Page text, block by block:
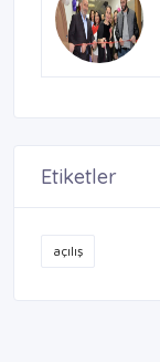
Etiketler
açılış